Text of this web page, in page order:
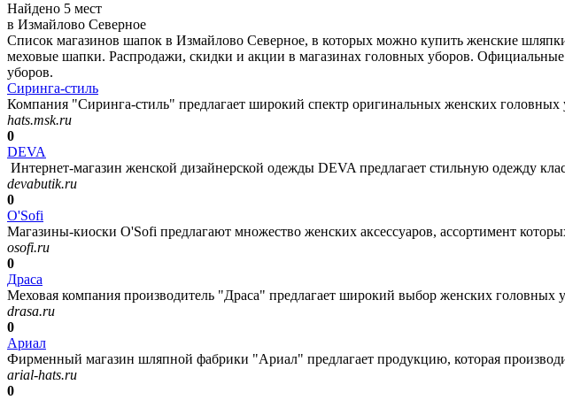
Найдено 5 мест
в Измайлово Северное
Список магазинов шапок в Измайлово Северное, в которых можно купить женские
меховые шапки. Распродажи, скидки и акции в магазинах головных уборов.
уборов.
Сиринга-стиль
Компания "Сиринга-стиль" предлагает широкий спектр оригинальных женских
hats.msk.ru
0
DEVA
Интернет-магазин женской дизайнерской одежды DEVA предлагает стильную одежду
devabutik.ru
0
O'Sofi
Магазины-киоски O'Sofi предлагают множество женских аксессуаров, ассортимент
osofi.ru
0
Драса
Меховая компания производитель "Драса" предлагает широкий выбор женских головных
drasa.ru
0
Ариал
Фирменный магазин шляпной фабрики "Ариал" предлагает продукцию, которая
arial-hats.ru
0